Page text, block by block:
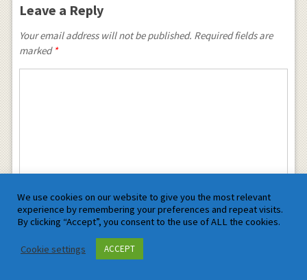
Leave a Reply
Your email address will not be published. Required fields are
marked *
We use cookies on our website to give you the most relevant
experience by remembering your preferences and repeat visits.
By clicking “Accept”, you consent to the use of ALL the cookies.
Cookie settings ACCEPT